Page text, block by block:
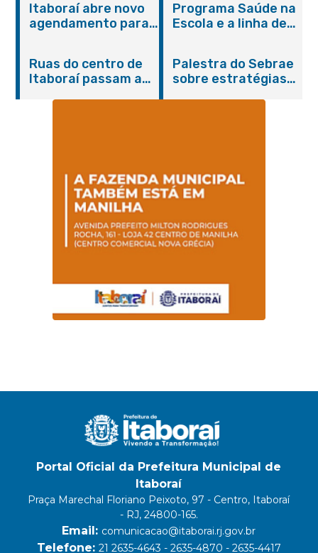
Itaboraí abre novo
agendamento para
Programa Saúde na
Escola e a linha de
promovem
conscientização
sobre hanseníase
Ruas do centro de
Itaboraí passam a
Palestra do Sebrae
sobre estratégias
Portal Oficial da Prefeitura Municipal de
Itaboraí
Praça Marechal Floriano Peixoto, 97 - Centro, Itaboraí
- RJ, 24800-165.
Email: comunicacao@itaborai.rj.gov.br
Telefone: 21 2635-4643 - 2635-4870 - 2635-4417